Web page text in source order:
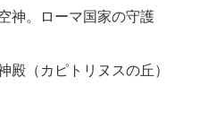
神。ローマ国家の守護
殿（カピトリヌスの丘）